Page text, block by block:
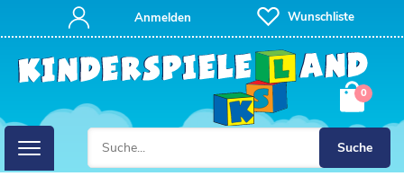
Suche
Anmelden Wunschliste
0
FILTER
P
E